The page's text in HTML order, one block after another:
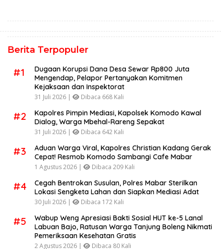
Berita Terpopuler
#1
Dugaan Korupsi Dana Desa Sewar Rp800 Juta
Mengendap, Pelapor Pertanyakan Komitmen
Kejaksaan dan Inspektorat
31 Juli 2026 | Dibaca 668 Kali
#2
Kapolres Pimpin Mediasi, Kapolsek Komodo Kawal
Dialog, Warga Mbehal-Rareng Sepakat
31 Juli 2026 | Dibaca 642 Kali
#3
Aduan Warga Viral, Kapolres Christian Kadang Gerak
Cepat! Resmob Komodo Sambangi Cafe Mabar
1 Agustus 2026 | Dibaca 209 Kali
#4
Cegah Bentrokan Susulan, Polres Mabar Sterilkan
Lokasi Sengketa Lahan dan Siapkan Mediasi Adat
30 Juli 2026 | Dibaca 172 Kali
#5
Wabup Weng Apresiasi Bakti Sosial HUT ke-5 Lanal
Labuan Bajo, Ratusan Warga Tanjung Boleng Nikmati
Pemeriksaan Kesehatan Gratis
2 Agustus 2026 | Dibaca 80 Kali